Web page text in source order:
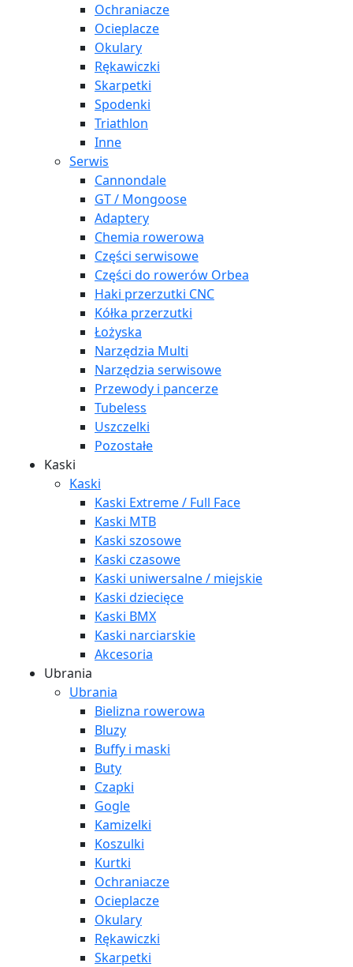
Ochraniacze
Ocieplacze
Okulary
Rękawiczki
Skarpetki
Spodenki
Triathlon
Inne
Serwis
Cannondale
GT / Mongoose
Adaptery
Chemia rowerowa
Części serwisowe
Części do rowerów Orbea
Haki przerzutki CNC
Kółka przerzutki
Łożyska
Narzędzia Multi
Narzędzia serwisowe
Przewody i pancerze
Tubeless
Uszczelki
Pozostałe
Kaski
Kaski
Kaski Extreme / Full Face
Kaski MTB
Kaski szosowe
Kaski czasowe
Kaski uniwersalne / miejskie
Kaski dziecięce
Kaski BMX
Kaski narciarskie
Akcesoria
Ubrania
Ubrania
Bielizna rowerowa
Bluzy
Buffy i maski
Buty
Czapki
Gogle
Kamizelki
Koszulki
Kurtki
Ochraniacze
Ocieplacze
Okulary
Rękawiczki
Skarpetki